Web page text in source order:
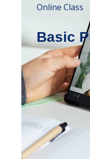
Online Class
Basic